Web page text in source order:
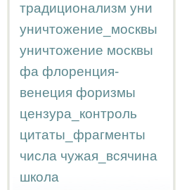
традиционализм уни
уничтожение_москвы
уничтожение москвы
фа флоренция-
венеция форизмы
цензура_контроль
цитаты_фрагменты
числа чужая_всячина
школа